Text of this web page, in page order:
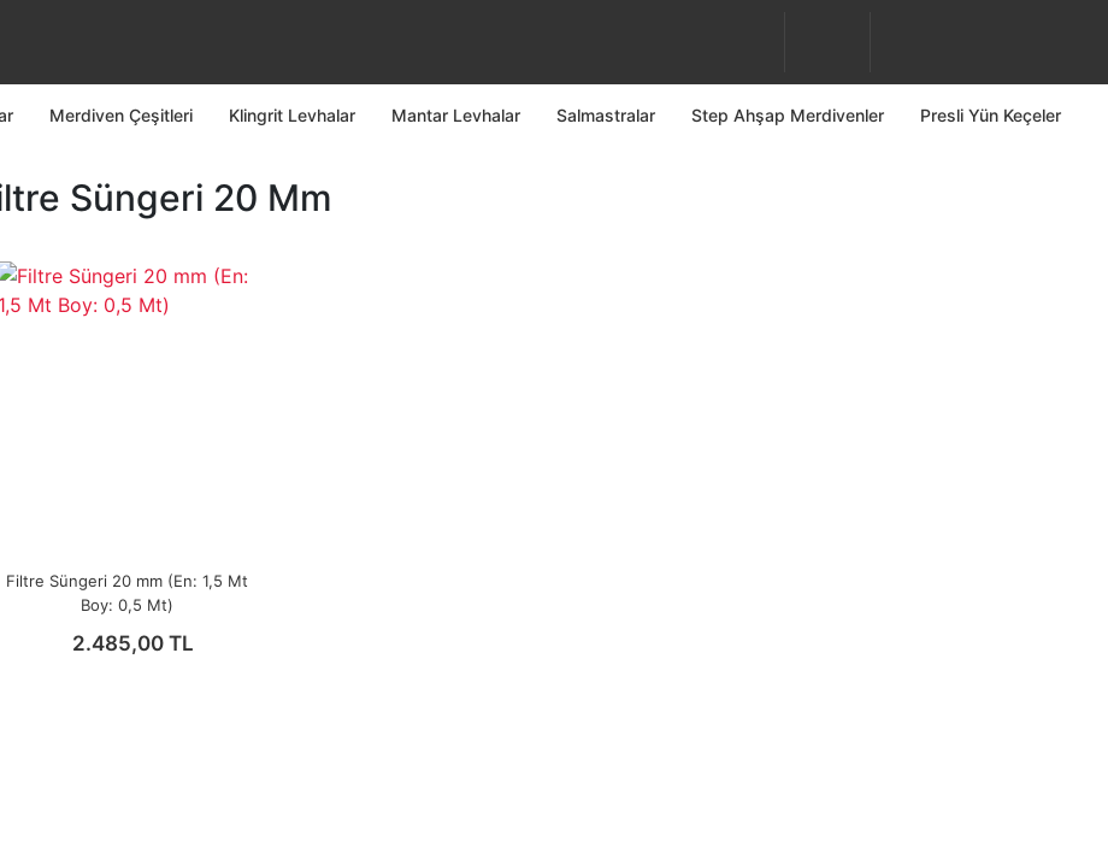
Merdiven Çeşitleri Klingrit Levhalar Mantar Levhalar Salmastralar Step Ahşap Merdivenler Presli Yün Keçeler
Süngeri 20 Mm
Filtre Süngeri 20 mm (En: 1,5 Mt
Boy: 0,5 Mt)
2.485,00 TL